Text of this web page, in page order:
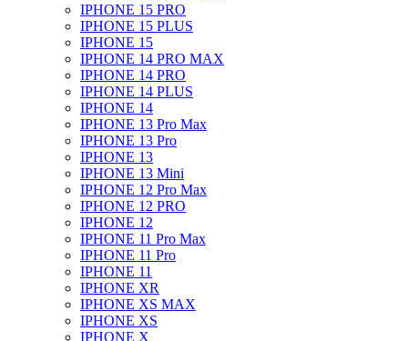
IPHONE 15 PRO
IPHONE 15 PLUS
IPHONE 15
IPHONE 14 PRO MAX
IPHONE 14 PRO
IPHONE 14 PLUS
IPHONE 14
IPHONE 13 Pro Max
IPHONE 13 Pro
IPHONE 13
IPHONE 13 Mini
IPHONE 12 Pro Max
IPHONE 12 PRO
IPHONE 12
IPHONE 11 Pro Max
IPHONE 11 Pro
IPHONE 11
IPHONE XR
IPHONE XS MAX
IPHONE XS
IPHONE X